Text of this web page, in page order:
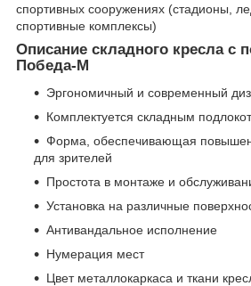
спортивных сооружениях (стадионы,
спортивные комплексы)
Описание складного кресла с
Победа-М
Эргономичный и современный
Комплектуется складным
Форма, обеспечивающая
для зрителей
Простота в монтаже и
Установка на различные
Антивандальное исполнение
Нумерация мест
Цвет металлокаркаса и ткани